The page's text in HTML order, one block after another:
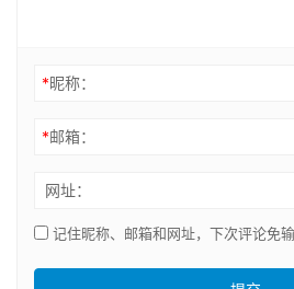
*昵称：
*邮箱：
网址：
记住昵称、邮箱和网址，下次评论免